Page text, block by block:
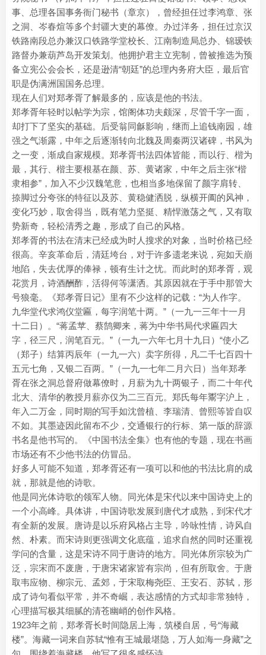
事、总理各国事务衙门秘书（章京），曾经担任过李鸿章、张
之洞、岑春煊等多个封疆大吏的幕僚。办过洋务，担任过京汉
铁路南段总办兼汉口铁路学堂校长、江南制造局总办、锦瑷铁
路督办兼葫芦岛开发策划。他拥护君主立宪制，曾被推选为预
备立宪公会会长，还是逊清“朝廷”的总理内务府大臣，最后官
职是伪满洲国国务总理。
现在人们对郑孝胥了解最多的，应该是他的书法。
郑孝胥年轻时以帖学为宗，馆阁体功夫颇深，尽管千字一面，
却打下了坚实的基础。后受翁同龢影响，继而上追钱南园，雄
强之气渐露，中年之后逐渐转向北魏及周秦两汉诸碑，书风为
之一变，渐成自家规模。郑孝胥书法四体皆能，而以行、楷为
最，其行、楷主要根基在颜、苏、黄诸家，中年之后主张“楷
隶相参”，加入不少汉魏笔意，也相当多地保留了颜字肩转、
捺脚过分夸张的特征以及苏、黄稳健洒脱，纵横开阖的风神，
变化巧妙，取舍得当，既有笔力坚挺、精悍激荡之气，又有取
势新奇，轻松清秀之趣，形成了自己的风格。
郑孝胥的书法在清末已经成为时人搜求的对象，当时价格已经
很高。辛亥革命后，清廷垮台，对于许多遗老来说，宛如天崩
地陷，失去优厚的俸禄，顿有生计之忧。而此时的郑孝胥，观
花赏月，诗酒酬酢，活得何等潇洒。其原因就在于手中那管大
号狼毫。《郑孝胥日记》里有不少这样的记载：“为人作字。
九华堂代求鸿仪堂匾，每字润笔十两。”（一九一三年十一月
十二日）。“蒋孟苹、蔡鹄卿来，蒋为中华书局代求匾四大
字，径三尺，润笔百元。”（一九一六年七月十九日）“使小乙
（郑子）结算丙辰年（一九一六）卖字所得，凡二千七百四十
五元七角，又银二百两。”（一九一七年二月六日）当年郑孝
胥在张之洞总督府做幕僚时，月薪为九十两银子，而二十年代
北大、清华的教授月薪亦仅为二三百元。郑氏每年鬻字沪上，
年入二万金，同时期的写手如沈曾植、李瑞清、曾熙等皆自叹
不如。其墨迹因此留布不少，交通银行的行标、第一版的辞源
书名是他书写的。《中国书法全集》也有他的专题，现在书画
市场还有不少他书法的仿冒品。
好多人可能不知道，郑孝胥还有一项可以和他的书法比肩的成
就，那就是他的诗歌。
他是同光体诗歌的领军人物。同光体是宋代以来中国诗史上的
一个小高峰。具体讲，中国诗歌发展到唐代才成熟，到宋代才
有全新的发展。唐诗是以乐府风格占主导，吟咏性情，诗风自
然、朴素。而宋诗则更强调文化底蕴，追求自然的同时还重视
学问的含量，这是宋诗不同于唐诗的地方。同光体所宗较为广
泛，宗宋而不废唐，于唐宋诸家皆有宗尚，但有所取舍。于唐
取韦应物、柳宗元、孟郊，于宋取梅尧臣、王安石、苏轼，形
成了诗句看似平常，并不奇崛，表达感情的方式却非常独特，
心理描写极其细腻的清苍幽峭的创作风格。
1923年之前，郑孝胥长时间隐居上海，筑楼自居，号“海藏
楼”。海藏一词来自苏轼“惟有王城最堪隐，万人如海一身藏”之